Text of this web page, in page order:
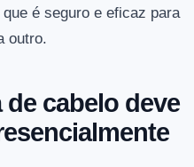
é seguro e eficaz para
outro.
cabelo deve